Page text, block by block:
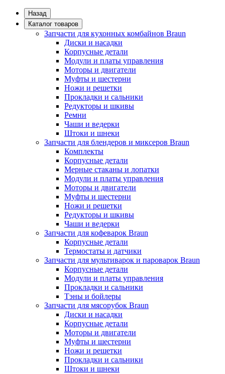
Назад
Каталог товаров
Запчасти для кухонных комбайнов Braun
Диски и насадки
Корпусные детали
Модули и платы управления
Моторы и двигатели
Муфты и шестерни
Ножи и решетки
Прокладки и сальники
Редукторы и шкивы
Ремни
Чаши и ведерки
Штоки и шнеки
Запчасти для блендеров и миксеров Braun
Комплекты
Корпусные детали
Мерные стаканы и лопатки
Модули и платы управления
Моторы и двигатели
Муфты и шестерни
Ножи и решетки
Редукторы и шкивы
Чаши и ведерки
Запчасти для кофеварок Braun
Корпусные детали
Термостаты и датчики
Запчасти для мультиварок и пароварок Braun
Корпусные детали
Модули и платы управления
Прокладки и сальники
Тэны и бойлеры
Запчасти для мясорубок Braun
Диски и насадки
Корпусные детали
Моторы и двигатели
Муфты и шестерни
Ножи и решетки
Прокладки и сальники
Штоки и шнеки